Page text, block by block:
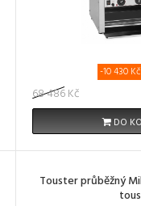
68 486 Kč
-10 430 Kč
DO
Touster průběžný